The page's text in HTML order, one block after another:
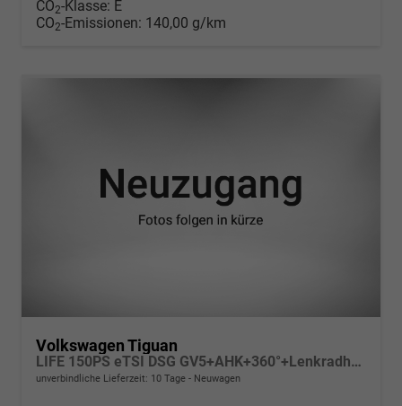
CO2-Klasse: E
CO2-Emissionen: 140,00 g/km
Volkswagen Tiguan
LIFE 150PS eTSI DSG GV5+AHK+360°+Lenkradheiz+IQ.Drive+ACC+App+eHeck+LED
unverbindliche Lieferzeit: 10 Tage Neuwagen